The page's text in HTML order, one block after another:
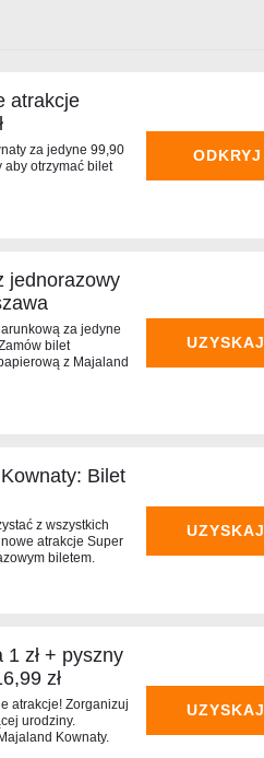
atrakcje
za jedyne 99,90
aby otrzymać bilet
jednorazowy
za jedyne
bilet
z Majaland
Bilet
z wszystkich
atrakcje Super
biletem.
zł + pyszny
zł
atrakcje! Zorganizuj
urodziny.
Kownaty.